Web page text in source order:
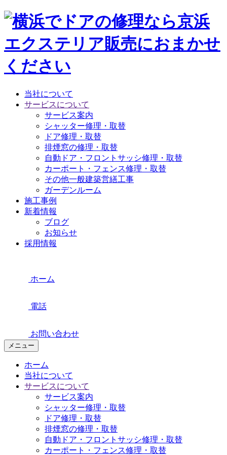
当社について
サービスについて
サービス案内
シャッター修理・取替
ドア修理・取替
排煙窓の修理・取替
自動ドア・フロントサッシ修理・取替
カーポート・フェンス修理・取替
その他一般建築営繕工事
ガーデンルーム
施工事例
新着情報
ブログ
お知らせ
採用情報
ホーム
電話
お問い合わせ
メニュー
ホーム
当社について
サービスについて
サービス案内
シャッター修理・取替
ドア修理・取替
排煙窓の修理・取替
自動ドア・フロントサッシ修理・取替
カーポート・フェンス修理・取替